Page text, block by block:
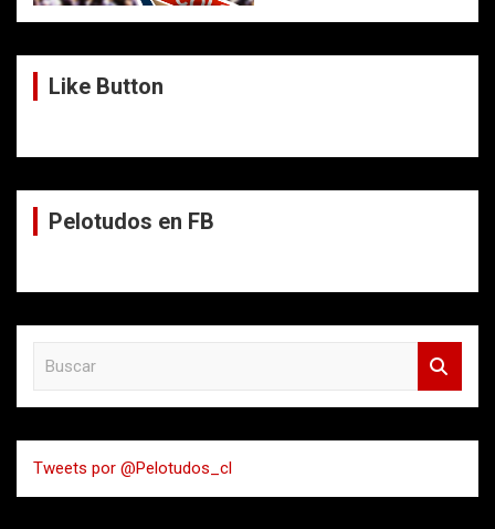
Like Button
Pelotudos en FB
a
r
Tweets por @Pelotudos_cl